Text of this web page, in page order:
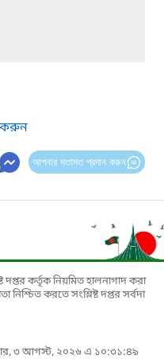
করুন
আপনার মতামত প্রদান করুন
কর্তৃক নিয়মিত হালনাগাদ করা
নিশ্চিত করতে সংশ্লিষ্ট দপ্তর সর্বদা
৩ আগস্ট, ২০২৬ এ ১০:৩১:৪৯